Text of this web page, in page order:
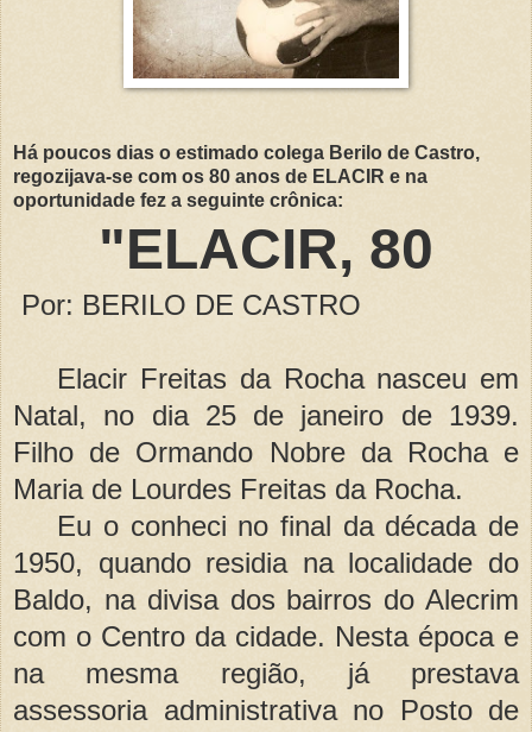
Há poucos dias o estimado colega Berilo de Castro,
regozijava-se com os 80 anos de ELACIR e na
oportunidade fez a seguinte crônica:
"ELACIR, 80
Por: BERILO DE CASTRO
Elacir Freitas da Rocha nasceu em
Natal, no dia 25 de janeiro de 1939.
Filho de Ormando Nobre da Rocha e
Maria de Lourdes Freitas da Rocha.
Eu o conheci no final da década de
1950, quando residia na localidade do
Baldo, na divisa dos bairros do Alecrim
com o Centro da cidade. Nesta época e
na mesma região, já prestava
assessoria administrativa no Posto de